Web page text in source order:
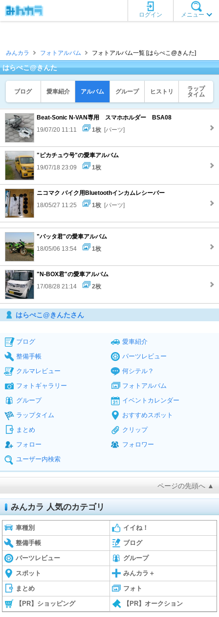
メニュー
ログイン
みんカラ フォトアルバム フォトアルバム一覧 [はらぺこ@きんた]
はらぺこ@きんた
ブログ 愛車紹介 アルバム グループ ヒストリ
ラップ
タイム
Beat-Sonic N-VAN専用 スマホホルダー BSA08
19/07/20 11:11
1枚 [パーツ]
"ピカチュウ号"の愛車アルバム
19/07/18 23:09
1枚
ニコマク バイク用Bluetoothインカムレシーバー
18/05/27 11:25
1枚 [パーツ]
"バッタ君"の愛車アルバム
18/05/06 13:54
1枚
"N-BOX君"の愛車アルバム
17/08/28 21:14
2枚
はらぺこ@きんたさん
ブログ
愛車紹介
整備手帳
パーツレビュー
クルマレビュー
何シテル？
フォトギャラリー
フォトアルバム
グループ
イベントカレンダー
ラップタイム
おすすめスポット
まとめ
クリップ
フォロー
フォロワー
ユーザー内検索
ページの先頭へ ▲
みんカラ 人気のカテゴリ
車種別 イイね！
整備手帳 ブログ
パーツレビュー グループ
スポット みんカラ＋
まとめ フォト
【PR】ショッピング 【PR】オークション